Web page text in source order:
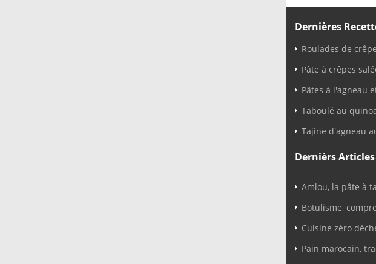
Dernières
Roulades de
Pâte à crêpes
Pâtes à l'agneau
Taboulé au
Tajine d'agneau
Dernièrs Articles
Amlou, la pâte à
Botulisme,
Cuisine zéro
Pain marocain,